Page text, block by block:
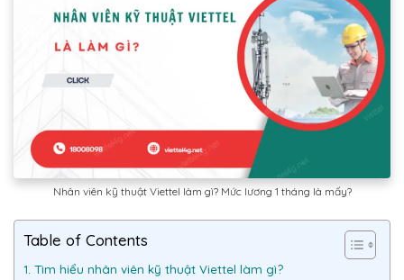
Nhân viên kỹ thuật Viettel làm gì? Mức lương 1 tháng là mấy?
Table of Contents
1. Tìm hiểu nhân viên kỹ thuật Viettel làm gì?